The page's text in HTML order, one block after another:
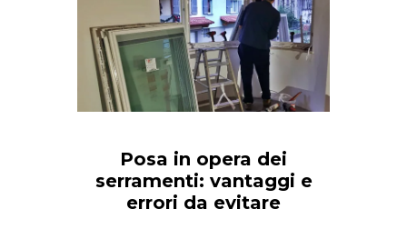
Posa in opera dei
serramenti: vantaggi e
errori da evitare